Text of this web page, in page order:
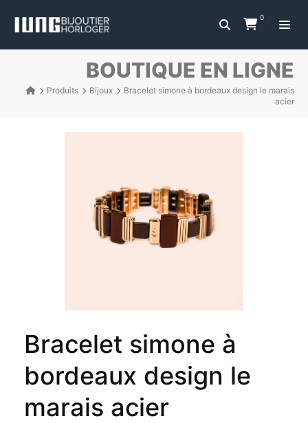
0
BOUTIQUE EN LIGNE
Produits Bijoux
Bracelet simone à bordeaux design le marais
acier
Bracelet simone à
bordeaux design le
marais acier